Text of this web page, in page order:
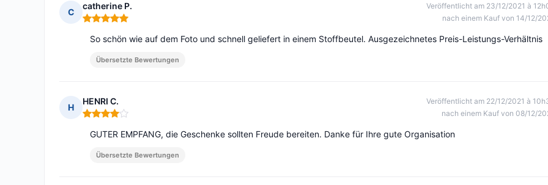
C
catherine P.
Hinweis: 5 von 5
Veröffentlicht am 23/12/2021 à
nach einem Kauf von 14/12/
So schön wie auf dem Foto und schnell geliefert in einem Stoffbeutel. Ausgezeichnetes Preis-Leistungs-Verhältnis
Übersetzte Bewertungen
H
HENRI C.
Hinweis: 4 von 5
Veröffentlicht am 22/12/2021 à
nach einem Kauf von 08/12/
GUTER EMPFANG, die Geschenke sollten Freude bereiten. Danke für Ihre gute Organisation
Übersetzte Bewertungen